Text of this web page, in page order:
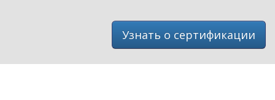
Узнать о сертификации